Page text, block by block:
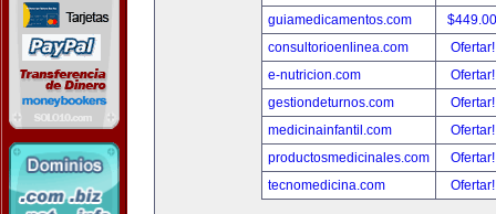
guiamedicamentos.com
consultorioenlinea.com
e-nutricion.com
gestiondeturnos.com
medicinainfantil.com
productosmedicinales.com
tecnomedicina.com